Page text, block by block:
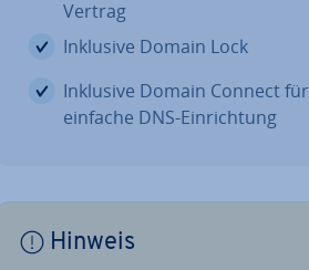
Vertrag
Inklusive Domain Lock
Inklusive Domain Connect für
einfache DNS-Ein­rich­tung
Hinweis